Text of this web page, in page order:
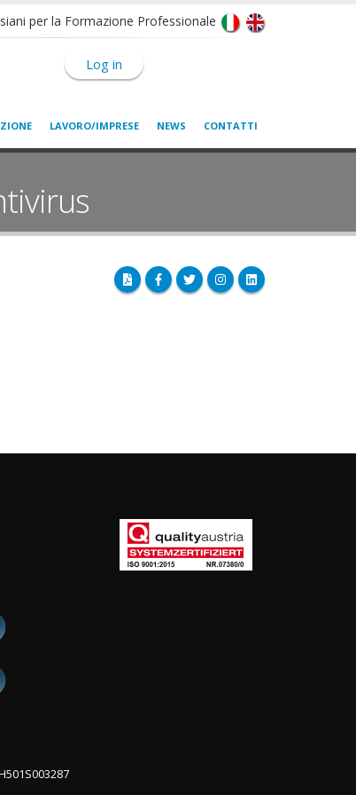
per la Formazione Professionale
Log in
LAVORO/IMPRESE NEWS CONTATTI